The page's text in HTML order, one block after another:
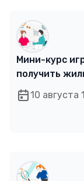
Мини-курс
получить
10 августа